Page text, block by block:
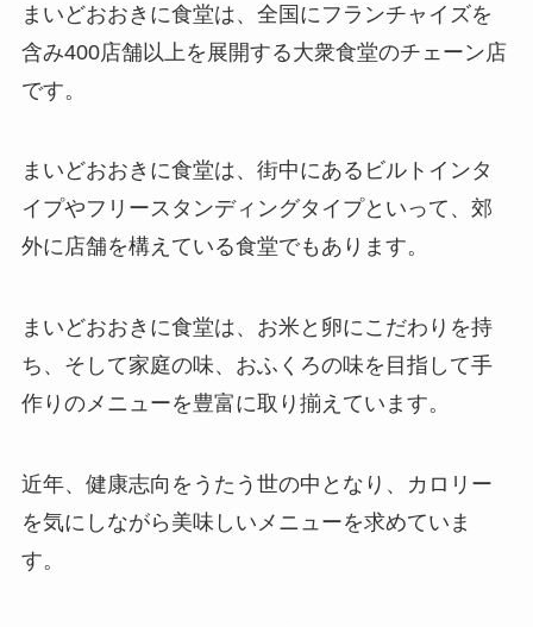
まいどおおきに食堂は、全国にフランチャイズを
含み400店舗以上を展開する大衆食堂のチェーン店
です。
まいどおおきに食堂は、街中にあるビルトインタ
イプやフリースタンディングタイプといって、郊
外に店舗を構えている食堂でもあります。
まいどおおきに食堂は、お米と卵にこだわりを持
ち、そして家庭の味、おふくろの味を目指して手
作りのメニューを豊富に取り揃えています。
近年、健康志向をうたう世の中となり、カロリー
を気にしながら美味しいメニューを求めていま
す。